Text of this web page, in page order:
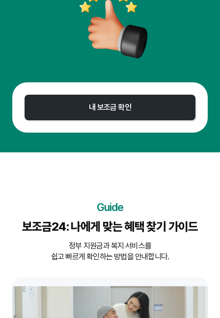
내 보조금 확인
Guide
보조금24: 나에게 맞는 혜택 찾기 가이드
정부 지원금과 복지 서비스를
쉽고 빠르게 확인하는 방법을 안내합니다.